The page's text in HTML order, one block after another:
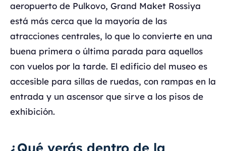
aeropuerto de Pulkovo, Grand Maket Rossiya
está más cerca que la mayoría de las
atracciones centrales, lo que lo convierte en una
buena primera o última parada para aquellos
con vuelos por la tarde. El edificio del museo es
accesible para sillas de ruedas, con rampas en la
entrada y un ascensor que sirve a los pisos de
exhibición.
¿Qué verás dentro de la